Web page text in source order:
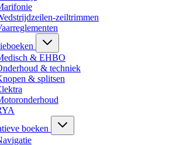
zeiltrimmen
& EHBO
& techniek
& splitsen
boeken